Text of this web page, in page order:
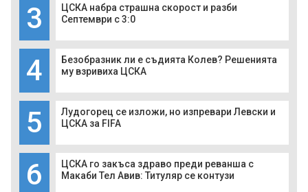
3
ЦСКА набра страшна скорост и разби
Септември с 3:0
4
Безобразник ли е съдията Колев? Решенията
му взривиха ЦСКА
5
Лудогорец се изложи, но изпревари Левски и
ЦСКА за FIFA
6
ЦСКА го закъса здраво преди реванша с
Макаби Тел Авив: Титуляр се контузи